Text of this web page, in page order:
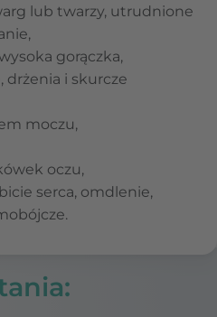
lub twarzy, utrudnione
gorączka,
drżenia i skurcze
moczu,
oczu,
serca, omdlenie,